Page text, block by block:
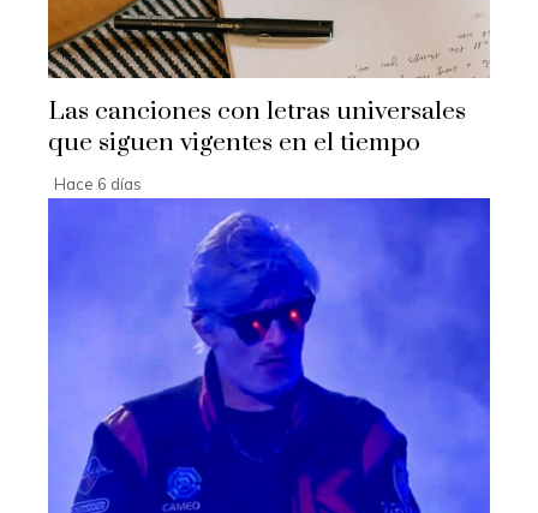
Las canciones con letras universales
que siguen vigentes en el tiempo
Hace 6 días